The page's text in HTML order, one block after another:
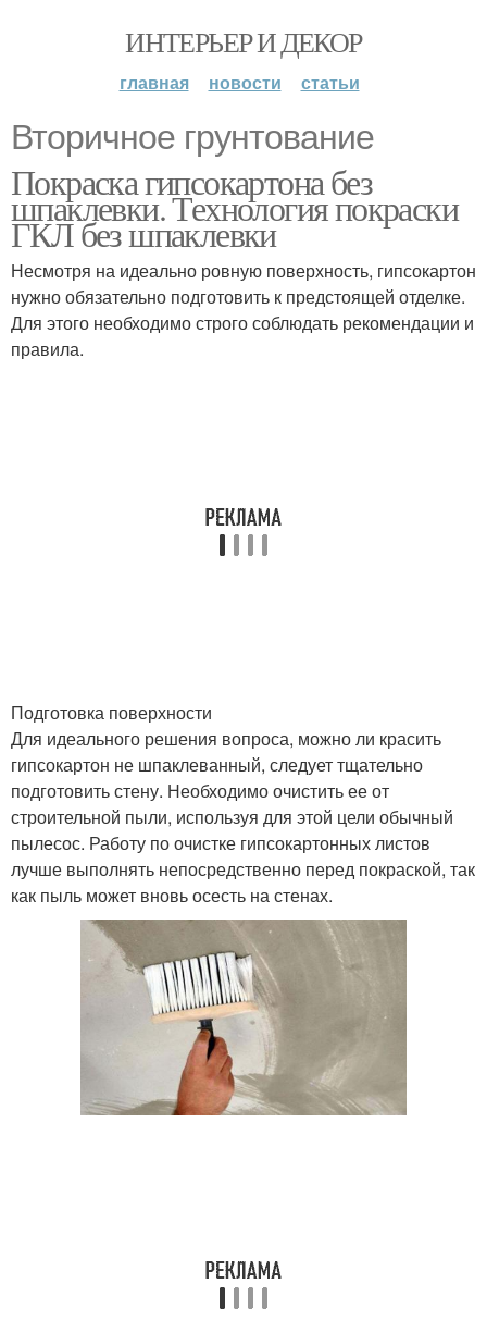
ИНТЕРЬЕР И ДЕКОР
главная новости статьи
Вторичное грунтование
Покраска гипсокартона без
шпаклевки. Технология покраски
ГКЛ без шпаклевки
Несмотря на идеально ровную поверхность, гипсокартон
нужно обязательно подготовить к предстоящей отделке.
Для этого необходимо строго соблюдать рекомендации и
правила.
Подготовка поверхности
Для идеального решения вопроса, можно ли красить
гипсокартон не шпаклеванный, следует тщательно
подготовить стену. Необходимо очистить ее от
строительной пыли, используя для этой цели обычный
пылесос. Работу по очистке гипсокартонных листов
лучше выполнять непосредственно перед покраской, так
как пыль может вновь осесть на стенах.